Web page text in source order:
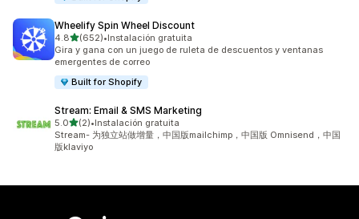
Wheelify Spin Wheel Discount
4.8de 5 estrellas
(652)
652 reseñas en total
•Instalación gratuita
Gira y gana con un juego de ruleta de descuentos y ventanas
emergentes de correo
Built for Shopify
Stream: Email & SMS Marketing
5.0de 5 estrellas
(2)
2 reseñas en total
•Instalación gratuita
Stream- 为独立站做增量，中国版mailchimp，中国版 Omnisend，中国
版klaviyo